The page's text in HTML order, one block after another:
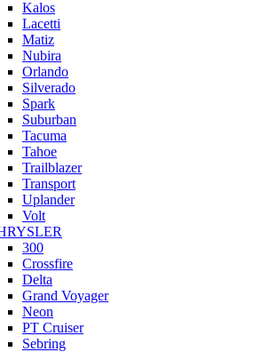
Kalos
Lacetti
Matiz
Nubira
Orlando
Silverado
Spark
Suburban
Tacuma
Tahoe
Trailblazer
Transport
Uplander
Volt
300
Crossfire
Delta
Grand Voyager
Neon
PT Cruiser
Sebring